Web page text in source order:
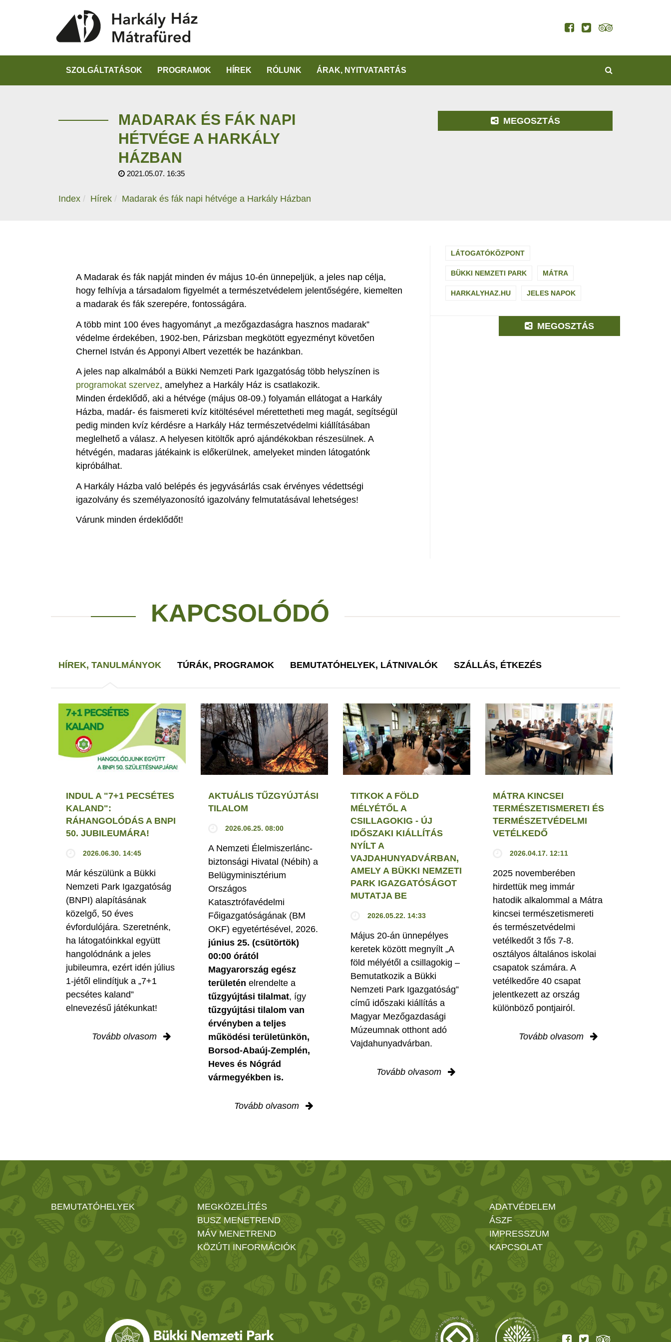
SZOLGÁLTATÁSOK PROGRAMOK HÍREK RÓLUNK ÁRAK, NYITVATARTÁS
MADARAK ÉS FÁK NAPI
HÉTVÉGE A HARKÁLY
HÁZBAN
2021.05.07. 16:35
Index Hírek Madarak és fák napi hétvége a Harkály Házban
MEGOSZTÁS
A Madarak és fák napját minden év május 10-én ünnepeljük, a jeles nap célja,
hogy felhívja a társadalom figyelmét a természetvédelem jelentőségére, kiemelten
a madarak és fák szerepére, fontosságára.
A több mint 100 éves hagyományt „a mezőgazdaságra hasznos madarak”
védelme érdekében, 1902-ben, Párizsban megkötött egyezményt követően
Chernel István és Apponyi Albert vezették be hazánkban.
A jeles nap alkalmából a Bükki Nemzeti Park Igazgatóság több helyszínen is
programokat szervez, amelyhez a Harkály Ház is csatlakozik.
Minden érdeklődő, aki a hétvége (május 08-09.) folyamán ellátogat a Harkály
Házba, madár- és faismereti kvíz kitöltésével mérettetheti meg magát, segítségül
pedig minden kvíz kérdésre a Harkály Ház természetvédelmi kiállításában
meglelhető a válasz. A helyesen kitöltők apró ajándékokban részesülnek. A
hétvégén, madaras játékaink is előkerülnek, amelyeket minden látogatónk
kipróbálhat.
A Harkály Házba való belépés és jegyvásárlás csak érvényes védettségi
igazolvány és személyazonosító igazolvány felmutatásával lehetséges!
Várunk minden érdeklődőt!
LÁTOGATÓKÖZPONT
BÜKKI NEMZETI PARK MÁTRA
HARKALYHAZ.HU JELES NAPOK
MEGOSZTÁS
KAPCSOLÓDÓ
HÍREK, TANULMÁNYOK TÚRÁK, PROGRAMOK BEMUTATÓHELYEK, LÁTNIVALÓK SZÁLLÁS, ÉTKEZÉS
INDUL A "7+1 PECSÉTES
KALAND":
RÁHANGOLÓDÁS A BNPI
50. JUBILEUMÁRA!
2026.06.30. 14:45
Már készülünk a Bükki
Nemzeti Park Igazgatóság
(BNPI) alapításának
közelgő, 50 éves
évfordulójára. Szeretnénk,
ha látogatóinkkal együtt
hangolódnánk a jeles
jubileumra, ezért idén július
1-jétől elindítjuk a „7+1
pecsétes kaland”
elnevezésű játékunkat!
Tovább olvasom
AKTUÁLIS TŰZGYÚJTÁSI
TILALOM
2026.06.25. 08:00
A Nemzeti Élelmiszerlánc-
biztonsági Hivatal (Nébih) a
Belügyminisztérium
Országos
Katasztrófavédelmi
Főigazgatóságának (BM
OKF) egyetértésével, 2026.
június 25. (csütörtök)
00:00 órától
Magyarország egész
területén elrendelte a
tűzgyújtási tilalmat, így
tűzgyújtási tilalom van
érvényben a teljes
működési területünkön,
Borsod-Abaúj-Zemplén,
Heves és Nógrád
vármegyékben is.
Tovább olvasom
TITKOK A FÖLD
MÉLYÉTŐL A
CSILLAGOKIG - ÚJ
IDŐSZAKI KIÁLLÍTÁS
NYÍLT A
VAJDAHUNYADVÁRBAN,
AMELY A BÜKKI NEMZETI
PARK IGAZGATÓSÁGOT
MUTATJA BE
2026.05.22. 14:33
Május 20-án ünnepélyes
keretek között megnyílt „A
föld mélyétől a csillagokig –
Bemutatkozik a Bükki
Nemzeti Park Igazgatóság”
című időszaki kiállítás a
Magyar Mezőgazdasági
Múzeumnak otthont adó
Vajdahunyadvárban.
Tovább olvasom
MÁTRA KINCSEI
TERMÉSZETISMERETI ÉS
TERMÉSZETVÉDELMI
VETÉLKEDŐ
2026.04.17. 12:11
2025 novemberében
hirdettük meg immár
hatodik alkalommal a Mátra
kincsei természetismereti
és természetvédelmi
vetélkedőt 3 fős 7-8.
osztályos általános iskolai
csapatok számára. A
vetélkedőre 40 csapat
jelentkezett az ország
különböző pontjairól.
Tovább olvasom
BEMUTATÓHELYEK
MEGKÖZELÍTÉS
BUSZ MENETREND
MÁV MENETREND
KÖZÚTI INFORMÁCIÓK
ADATVÉDELEM
ÁSZF
IMPRESSZUM
KAPCSOLAT